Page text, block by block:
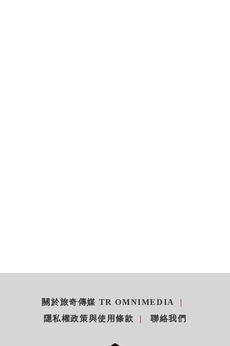
關於旅奇傳媒 TR OMNIMEDIA
隱私權政策與使用條款
聯絡我們